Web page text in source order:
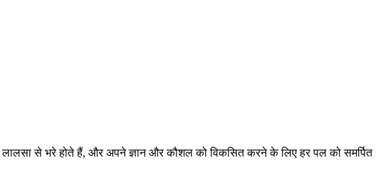
लालसा से भरे होते हैं, और अपने ज्ञान और कौशल को विकसित करने के लिए हर पल को समर्पित